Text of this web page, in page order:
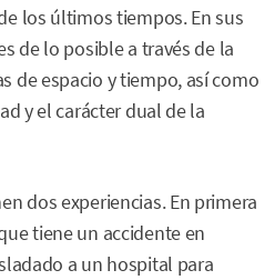
los últimos tiempos. En sus
de lo posible a través de la
de espacio y tiempo, así como
y el carácter dual de la
dos experiencias. En primera
tiene un accidente en
a un hospital para